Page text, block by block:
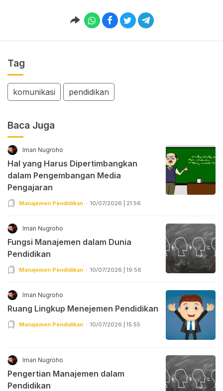
Tag
komunikasi pendidikan
Baca Juga
Iman Nugroho
Hal yang Harus Dipertimbangkan
dalam Pengembangan Media
Pengajaran
Manajemen Pendidikan 10/07/2026 | 21:56
Iman Nugroho
Fungsi Manajemen dalam Dunia
Pendidikan
Manajemen Pendidikan 10/07/2026 | 19:56
Iman Nugroho
Ruang Lingkup Menejemen Pendidikan
Manajemen Pendidikan 10/07/2026 | 15:55
Iman Nugroho
Pengertian Manajemen dalam
Pendidikan